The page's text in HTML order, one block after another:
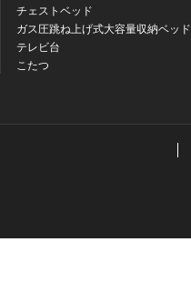
チェストベッド
ガス圧跳ね上げ式大容量収納ベッド
テレビ台
こたつ